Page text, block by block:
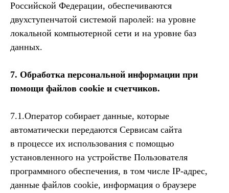
Российской Федерации, обеспечиваются
двухступенчатой системой паролей: на уровне
локальной компьютерной сети и на уровне баз
данных.
7. Обработка персональной информации при
помощи файлов cookie и счетчиков.
7.1.Оператор собирает данные, которые
автоматически передаются Сервисам сайта
в процессе их использования с помощью
установленного на устройстве Пользователя
программного обеспечения, в том числе IP-адрес,
данные файлов cookie, информация о браузере